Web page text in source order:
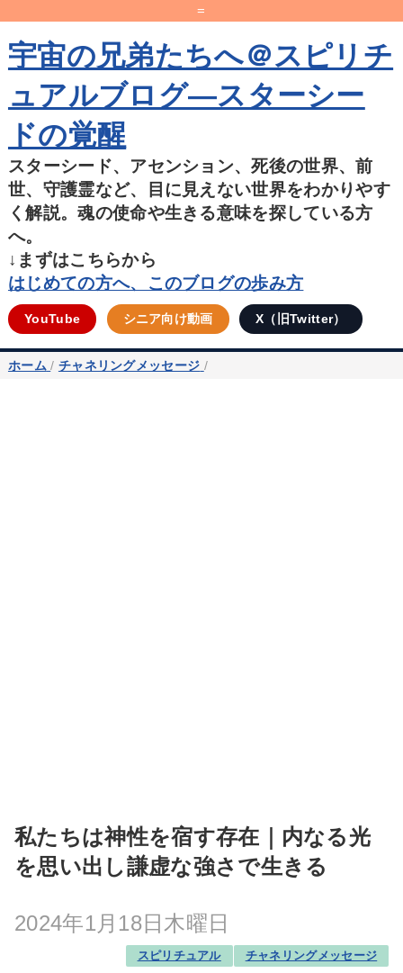
=
宇宙の兄弟たちへ＠スピリチ
ュアルブログ―スターシー
ドの覚醒
スターシード、アセンション、死後の世界、前
世、守護霊など、目に見えない世界をわかりやす
く解説。魂の使命や生きる意味を探している方
へ。
↓まずはこちらから
はじめての方へ、このブログの歩み方
YouTube シニア向け動画 X（旧Twitter）
ホーム / チャネリングメッセージ /
私たちは神性を宿す存在｜内なる光
を思い出し謙虚な強さで生きる
2024年1月18日木曜日
スピリチュアル チャネリングメッセージ